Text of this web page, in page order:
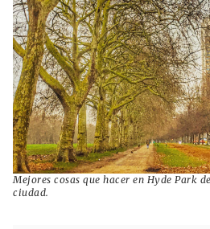
Mejores cosas que hacer en Hyde Park
ciudad.